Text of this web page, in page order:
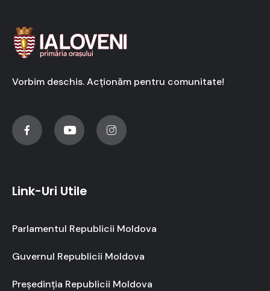
Vorbim deschis. Acționăm pentru comunitate!
Link-Uri Utile
Parlamentul Republicii Moldova
Guvernul Republicii Moldova
Președinția Republicii Moldova